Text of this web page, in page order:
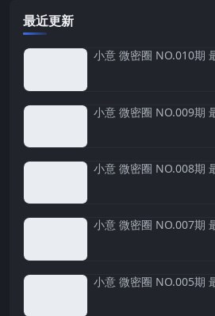
最近更新
小意 微密圈 NO.010期
小意 微密圈 NO.009期
小意 微密圈 NO.008期
小意 微密圈 NO.007期
小意 微密圈 NO.005期